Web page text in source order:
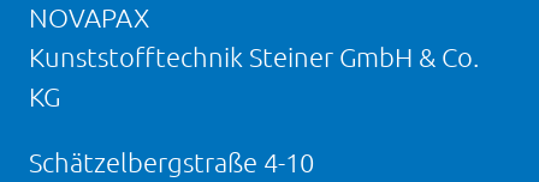
NOVAPAX
Kunststofftechnik Steiner GmbH & Co.
KG
Schätzelbergstraße 4-10